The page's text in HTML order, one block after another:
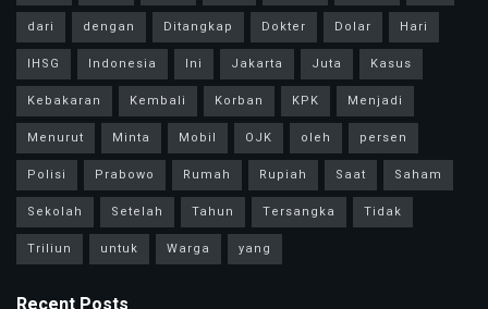
dari
dengan Ditangkap Dokter Dolar
Hari
IHSG
Indonesia Ini Jakarta Juta
Kasus
Kebakaran
Kembali Korban KPK
Menjadi
Menurut
Minta Mobil OJK oleh
persen
Polisi
Prabowo Rumah Rupiah Saat
Saham
Sekolah
Setelah Tahun Tersangka
Tidak
Triliun
untuk Warga yang